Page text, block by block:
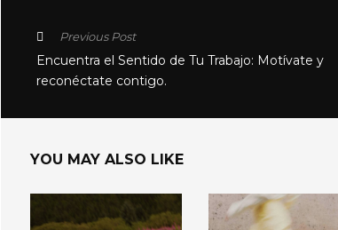
Previous Post
Encuentra el Sentido de Tu Trabajo: Motívate y
reconéctate contigo.
YOU MAY ALSO LIKE